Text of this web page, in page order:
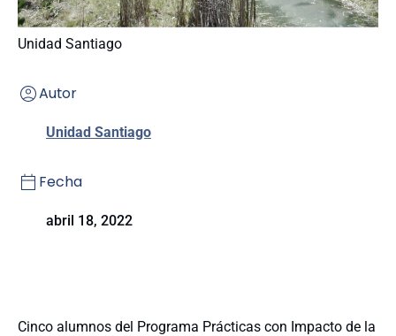
Unidad Santiago
Autor
Unidad Santiago
Fecha
abril 18, 2022
Cinco alumnos del Programa Prácticas con Impacto de la